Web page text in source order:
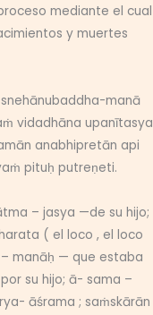
mediante el cual
y muertes
manā
vidadhāna upanītasya
anabhipretān api
pituḥ putreṇeti.
– jasya —de su hijo;
( el loco , el loco
manāḥ — que estaba
su hijo; ā- sama –
āśrama ; saṁskārān